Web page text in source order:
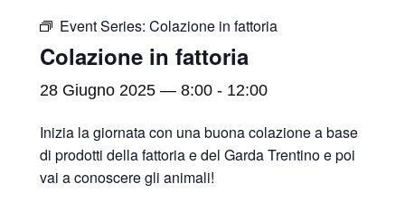
Event Series: Colazione in fattoria
Colazione in fattoria
28 Giugno 2025 — 8:00 - 12:00
Inizia la giornata con una buona colazione a base
di prodotti della fattoria e del Garda Trentino e poi
vai a conoscere gli animali!